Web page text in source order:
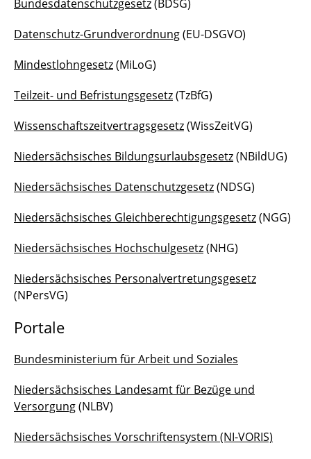
Personalversammlung
Wirtschaftsausschuss
Gesetze, Verordnungen, Portale
Links für Beschäftigte
Kontakt
Bundesdatenschutzgesetz(BDSG)
Datenschutz-Grundverordnung(EU-DSGVO)
Mindestlohngesetz(MiLoG)
Teilzeit- und Befristungsgesetz(TzBfG)
Wissenschaftszeitvertragsgesetz(WissZeitVG)
Niedersächsisches Bildungsurlaubsgesetz(NBildUG)
Niedersächsisches Datenschutzgesetz(NDSG)
Niedersächsisches Gleichberechtigungsgesetz(NGG)
Niedersächsisches Hochschulgesetz(NHG)
Niedersächsisches Personalvertretungsgesetz
(NPersVG)
Portale
Bundesministerium für Arbeit und Soziales
Niedersächsisches Landesamt für Bezüge und
Versorgung(NLBV)
Niedersächsisches Vorschriftensystem (NI-VORIS)